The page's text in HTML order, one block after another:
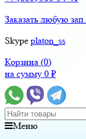
Заказать любую
Skype platon_ss
Корзина (0)
на сумму 0 ₽
Меню